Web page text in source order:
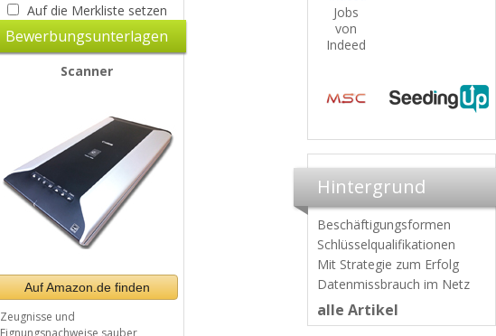
Jobs
von
Indeed
Hintergrund
Beschäftigungsformen
Schlüsselqualifikationen
Mit Strategie zum Erfolg
Datenmissbrauch im Netz
alle Artikel
Auf die Merkliste setzen
Bewerbungsunterlagen
Scanner
Auf Amazon.de finden
Zeugnisse und
Eignungsnachweise sauber